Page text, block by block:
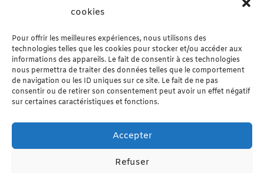
cookies
Pour offrir les meilleures expériences, nous utilisons des
technologies telles que les cookies pour stocker et/ou accéder aux
informations des appareils. Le fait de consentir à ces technologies
nous permettra de traiter des données telles que le comportement
de navigation ou les ID uniques sur ce site. Le fait de ne pas
consentir ou de retirer son consentement peut avoir un effet négatif
sur certaines caractéristiques et fonctions.
Accepter
Refuser
Rechercher sur le site